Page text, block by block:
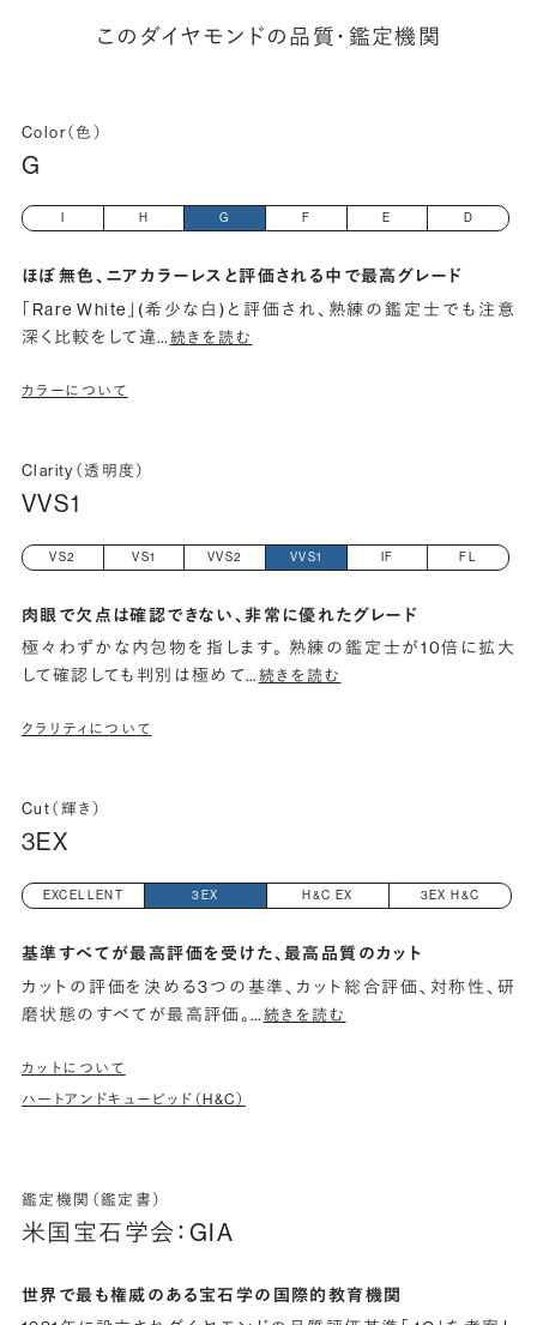
このダイヤモンドの品質・鑑定機関
Color（色）
G
H G F E D
ほぼ無色、ニアカラーレスと評価される中で最高グレード
「Rare White」(希少な白)と評価され、熟練の鑑定士でも注意
深く比較をして違…続きを読む
カラーについて
Clarity（透明度）
VVS1
VS2 VS1 VVS2 VVS1 IF FL
肉眼で欠点は確認できない、非常に優れたグレード
極々わずかな内包物を指します。 熟練の鑑定士が10倍に拡大
して確認しても判別は極めて…続きを読む
クラリティについて
Cut（輝き）
3EX
EXCELLENT 3EX H&C EX 3EX H&C
基準すべてが最高評価を受けた、最高品質のカット
カットの評価を決める3つの基準、カット総合評価、対称性、研
磨状態のすべてが最高評価。…続きを読む
カットについて
ハートアンドキューピッド（H&C）
鑑定機関（鑑定書）
米国宝石学会：GIA
世界で最も権威のある宝石学の国際的教育機関